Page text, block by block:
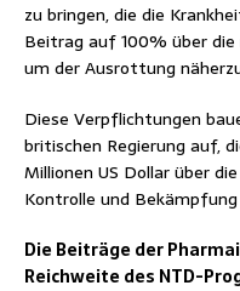
zu bringen, die die
Beitrag auf 100% über
um der Ausrottung
Diese Verpflichtungen
britischen Regierung auf,
Millionen US Dollar über
Kontrolle und
Die Beiträge der
Reichweite des NTD-